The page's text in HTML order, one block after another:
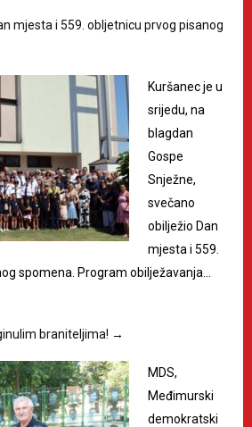
mjesta i 559. obljetnicu prvog pisanog
Kuršanec je u
srijedu, na
blagdan
Gospe
Snježne,
svečano
obilježio Dan
mjesta i 559.
spomena. Program obilježavanja…
braniteljima! →
MDS,
Međimurski
demokratski